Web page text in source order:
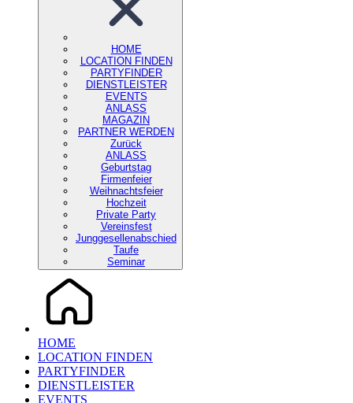
HOME
LOCATION FINDEN
PARTYFINDER
DIENSTLEISTER
EVENTS
ANLASS
MAGAZIN
PARTNER WERDEN
Zurück
ANLASS
Geburtstag
Firmenfeier
Weihnachtsfeier
Hochzeit
Private Party
Vereinsfest
Junggesellenabschied
Taufe
Seminar
HOME
LOCATION FINDEN
PARTYFINDER
DIENSTLEISTER
EVENTS